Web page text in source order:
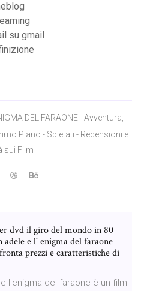
su gmail
DEL FARAONE - Avventura,
Piano - Spietati - Recensioni e
sui Film
dvd il giro del mondo in 80
e l' enigma del faraone
prezzi e caratteristiche di
l'enigma del faraone è un film